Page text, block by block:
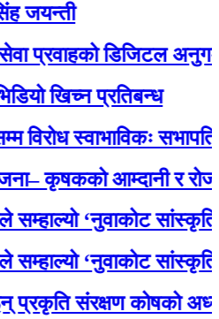
डिजिटल अनुगमन सुरु,
खिच्न प्रतिबन्ध
स्वाभाविकः सभापति
कृषकको आम्दानी र
‘नुवाकोट सांस्कृतिक
‘नुवाकोट सांस्कृतिक
संरक्षण कोषको अध्यक्षमा